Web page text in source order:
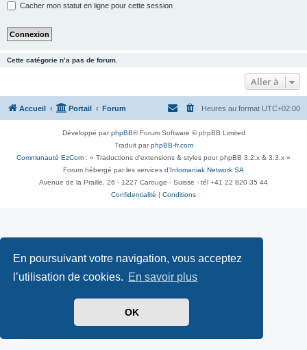
En poursuivant votre navigation, vous acceptez
l’utilisation de cookies. En savoir plus
OK
Cacher mon statut en ligne pour cette session
Cette catégorie n’a pas de forum.
Aller à
Accueil Portail Forum Heures au format UTC+02:00
Développé parphpBB® Forum Software © phpBB Limited
Traduit parphpBB-fr.com
Communauté EzCom : « Traductions d'extensions & styles pour phpBB 3.2.x & 3.3.x »
Forum hébergé par les services d’ Infomaniak Network SA
Avenue de la Praille, 26 - 1227 Carouge - Suisse - tél +41 22 820 35 44
Confidentialité
Conditions